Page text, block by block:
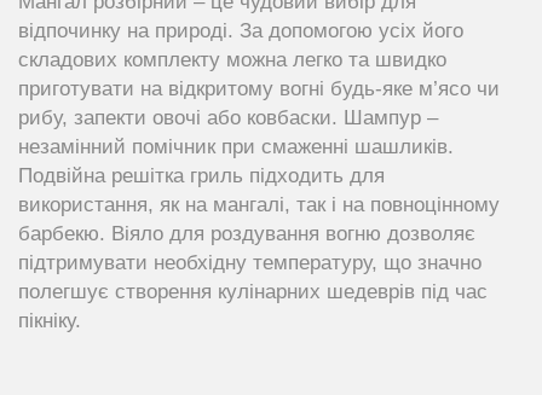
відпочинку на природі. За допомогою усіх його
складових комплекту можна легко та швидко
приготувати на відкритому вогні будь-яке м’ясо чи
рибу, запекти овочі або ковбаски. Шампур –
незамінний помічник при смаженні шашликів.
Подвійна решітка гриль підходить для
використання, як на мангалі, так і на повноцінному
барбекю. Віяло для роздування вогню дозволяє
підтримувати необхідну температуру, що значно
полегшує створення кулінарних шедеврів під час
пікніку.